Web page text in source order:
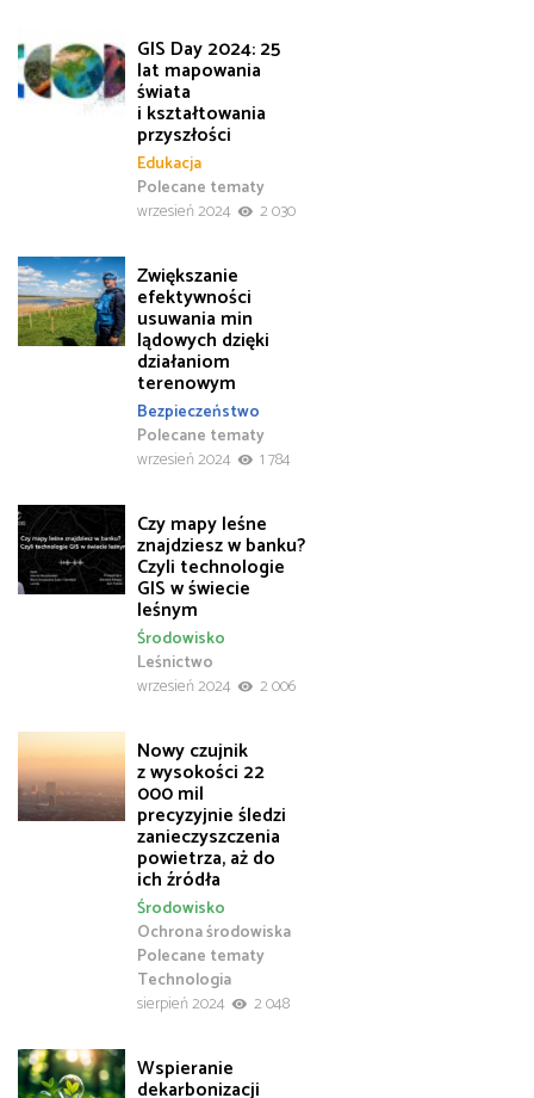
GIS Day 2024: 25
lat mapowania
świata
i kształtowania
przyszłości
Edukacja
Polecane tematy
wrzesień 2024
2 030
Zwiększanie
efektywności
usuwania min
lądowych dzięki
działaniom
terenowym
Bezpieczeństwo
Polecane tematy
wrzesień 2024
1 784
Czy mapy leśne
znajdziesz w banku?
Czyli technologie
GIS w świecie
leśnym
Leśnictwo
Środowisko
wrzesień 2024
2 006
Nowy czujnik
z wysokości 22
000 mil
precyzyjnie śledzi
zanieczyszczenia
powietrza, aż do
ich źródła
Ochrona środowiska
Polecane tematy
Środowisko
Technologia
sierpień 2024
2 048
Wspieranie
dekarbonizacji